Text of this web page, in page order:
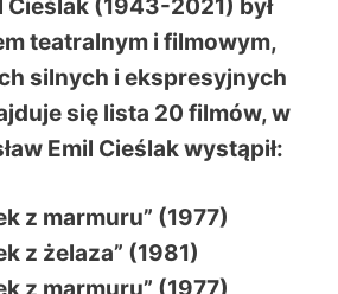
Cieślak (1943-2021) był
teatralnym i filmowym,
silnych i ekspresyjnych
się lista 20 filmów, w
Emil Cieślak wystąpił:
z marmuru” (1977)
z żelaza” (1981)